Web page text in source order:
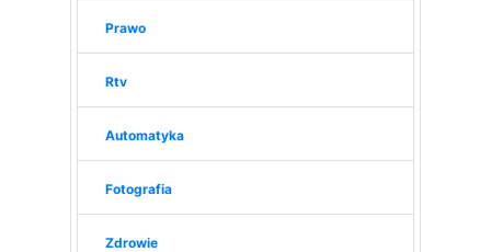
Prawo
Rtv
Automatyka
Fotografia
Zdrowie